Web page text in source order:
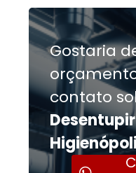
Gostaria
contato